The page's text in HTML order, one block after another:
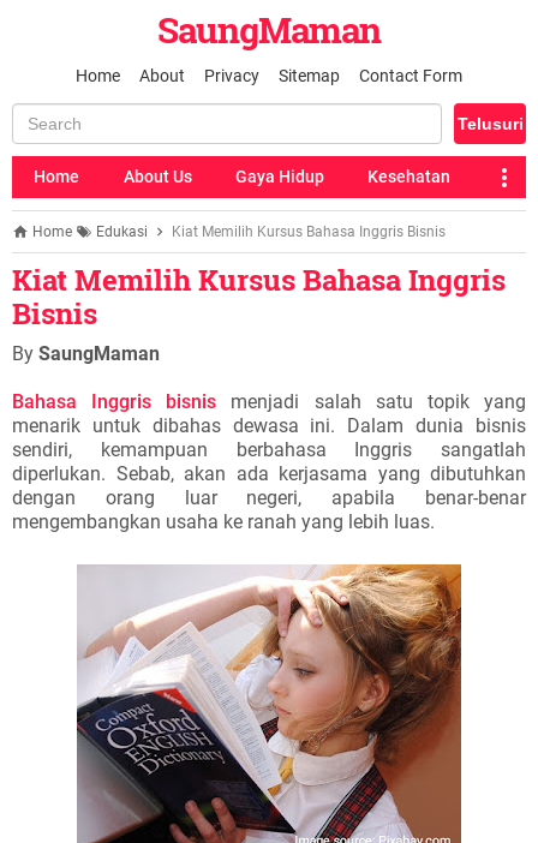
SaungMaman
Home About Privacy Sitemap Contact Form
Home About Us Gaya Hidup Kesehatan
Home Edukasi Kiat Memilih Kursus Bahasa Inggris Bisnis
Kiat Memilih Kursus Bahasa Inggris
Bisnis
By SaungMaman
Bahasa Inggris bisnis menjadi salah satu topik yang
menarik untuk dibahas dewasa ini. Dalam dunia bisnis
sendiri, kemampuan berbahasa Inggris sangatlah
diperlukan. Sebab, akan ada kerjasama yang dibutuhkan
dengan orang luar negeri, apabila benar-benar
mengembangkan usaha ke ranah yang lebih luas.